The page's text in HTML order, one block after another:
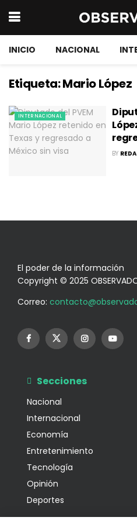
INICIO NACIONAL
Etiqueta:Mario López
INTERNACIONAL
BY
El poder de la información
Copyright © 2025
Correo:
Secciones
Nacional
Internacional
Economía
Entretenimiento
Tecnología
Opinión
Deportes